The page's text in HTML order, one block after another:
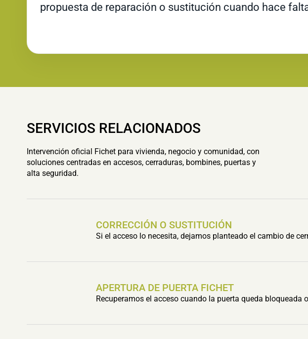
propuesta de reparación o sustitución cuando hace
SERVICIOS RELACIONADOS
Intervención oficial Fichet para vivienda, negocio y comunidad, con
soluciones centradas en accesos, cerraduras, bombines, puertas y
alta seguridad.
CORRECCIÓN O SUSTITUCIÓN
Si el acceso lo necesita, dejamos planteado el cambio de
APERTURA DE PUERTA FICHET
Recuperamos el acceso cuando la puerta queda bloqueada